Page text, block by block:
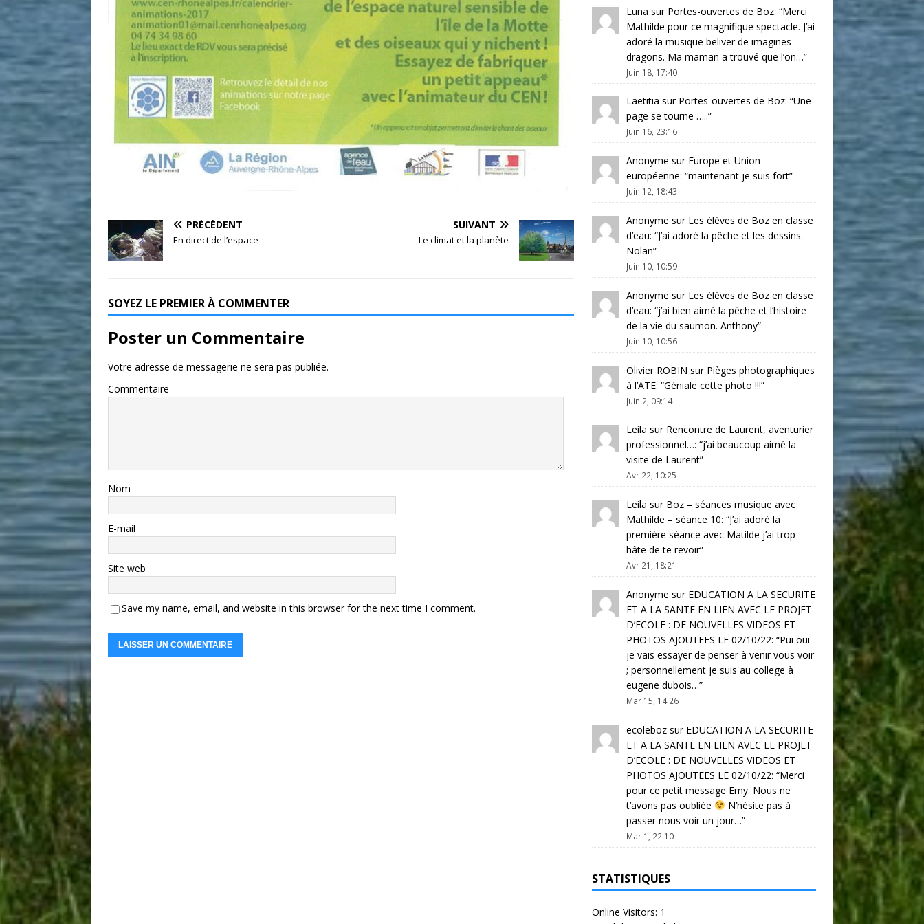
PRÉCÉDENT
En direct de l’espace
SUIVANT
Le climat et la planète
SOYEZ LE PREMIER À COMMENTER
Poster un Commentaire
Votre adresse de messagerie ne sera pas publiée.
Commentaire
Nom
E-mail
Site web
Save my name, email, and website in this browser for the next time I comment.
Luna sur Portes-ouvertes de Boz: “Merci
Mathilde pour ce magnifique spectacle. J’ai
adoré la musique beliver de imagines
dragons. Ma maman a trouvé que l’on…”
Juin 18, 17:40
Laetitia sur Portes-ouvertes de Boz: “Une
page se tourne …..”
Juin 16, 23:16
Anonyme sur Europe et Union
européenne: “maintenant je suis fort”
Juin 12, 18:43
Anonyme sur Les élèves de Boz en classe
d’eau: “J’ai adoré la pêche et les dessins.
Nolan”
Juin 10, 10:59
Anonyme sur Les élèves de Boz en classe
d’eau: “j’ai bien aimé la pêche et l’histoire
de la vie du saumon. Anthony”
Juin 10, 10:56
Olivier ROBIN sur Pièges photographiques
à l’ATE: “Géniale cette photo !!!”
Juin 2, 09:14
Leila sur Rencontre de Laurent, aventurier
professionnel…: “j’ai beaucoup aimé la
visite de Laurent”
Avr 22, 10:25
Leila sur Boz – séances musique avec
Mathilde – séance 10: “J’ai adoré la
première séance avec Matilde j’ai trop
hâte de te revoir”
Avr 21, 18:21
Anonyme sur EDUCATION A LA SECURITE
ET A LA SANTE EN LIEN AVEC LE PROJET
D’ECOLE : DE NOUVELLES VIDEOS ET
PHOTOS AJOUTEES LE 02/10/22: “Pui oui
je vais essayer de penser à venir vous voir
; personnellement je suis au college à
eugene dubois…”
Mar 15, 14:26
ecolebozsur EDUCATION A LA SECURITE
ET A LA SANTE EN LIEN AVEC LE PROJET
D’ECOLE : DE NOUVELLES VIDEOS ET
PHOTOS AJOUTEES LE 02/10/22: “Merci
pour ce petit message Emy. Nous ne
t’avons pas oubliée
N’hésite pas à
passer nous voir un jour…”
Mar 1, 22:10
STATISTIQUES
Online Visitors: 1